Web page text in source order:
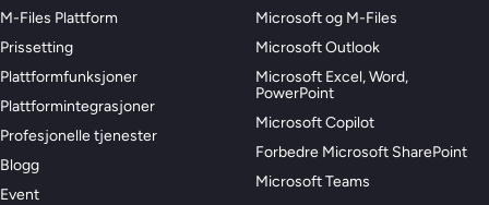
M-Files Plattform
Prissetting
Plattformfunksjoner
Plattformintegrasjoner
Profesjonelle tjenester
Blogg
Event
Microsoft og M-Files
Microsoft Outlook
Microsoft Excel, Word,
PowerPoint
Microsoft Copilot
Forbedre Microsoft SharePoint
Microsoft Teams